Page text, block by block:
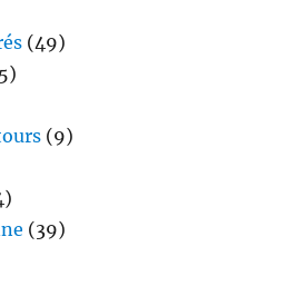
(49)
(9)
(39)